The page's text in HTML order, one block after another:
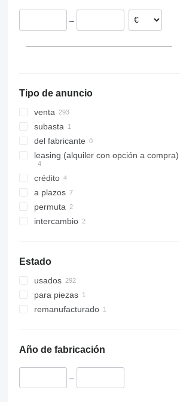
Lituania
Reino Unido
–
Tipo de anuncio
venta
subasta
del fabricante
leasing (alquiler con opción a compra)
crédito
a plazos
permuta
intercambio
Estado
usados
para piezas
remanufacturado
Año de fabricación
–